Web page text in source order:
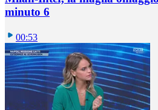
minuto 6
00:53